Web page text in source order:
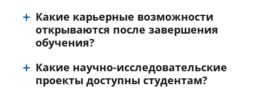
Какие карьерные возможности
открываются после завершения
обучения?
Какие научно-исследовательские
проекты доступны студентам?